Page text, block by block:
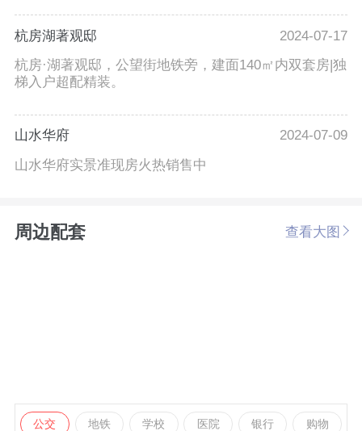
杭房湖著观邸
2024-07-17
杭房·湖著观邸，公望街地铁旁，建面140㎡内双套房|独
梯入户超配精装。
山水华府
2024-07-09
山水华府实景准现房火热销售中
周边配套 查看大图
公交 地铁 学校 医院 银行 购物